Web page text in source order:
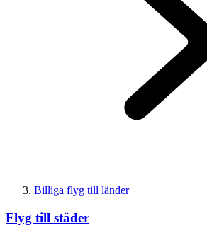
Billiga flyg till länder
Flyg till städer